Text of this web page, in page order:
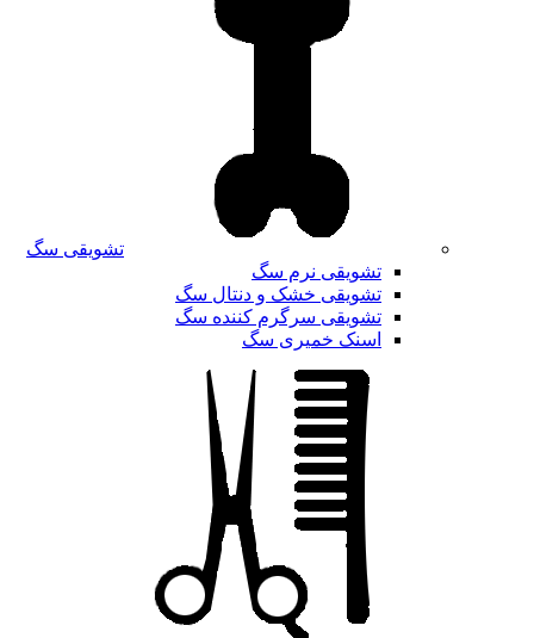
تشویقی سگ
تشویقی نرم سگ
تشویقی خشک و دنتال سگ
تشویقی سرگرم کننده سگ
اسنک خمیری سگ